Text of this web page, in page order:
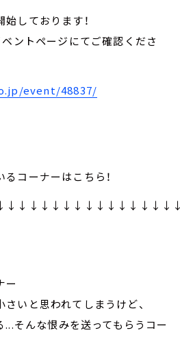
しております！
ントページにてご確認くださ
event/48837/
コーナーはこちら！
ー
いと思われてしまうけど、
そんな恨みを送ってもらうコー